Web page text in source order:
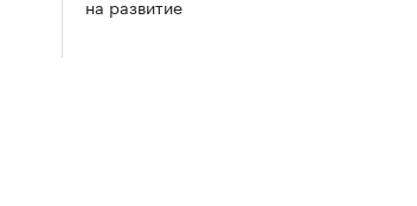
на развитие